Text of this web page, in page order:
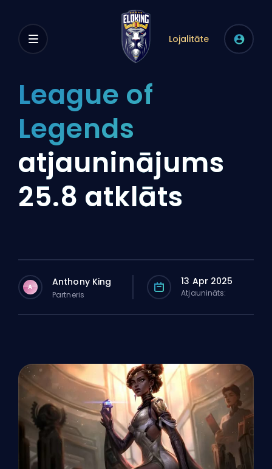
Lojalitāte
League of
Legends
atjauninājums
25.8 atklāts
A Anthony King
Partneris
13 Apr 2025
Atjaunināts: